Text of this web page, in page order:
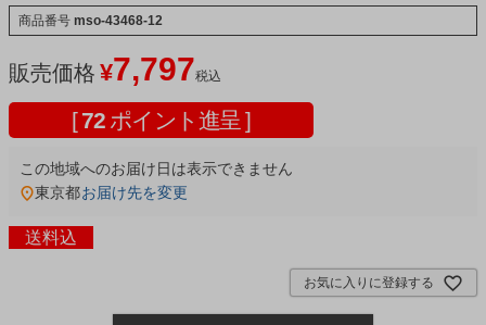
商品番号 mso-43468-12
販売価格 ¥7,797税込
[ 72 ポイント進呈 ]
この地域へのお届け日は表示できません
東京都お届け先を変更
送料込
お気に入りに登録する